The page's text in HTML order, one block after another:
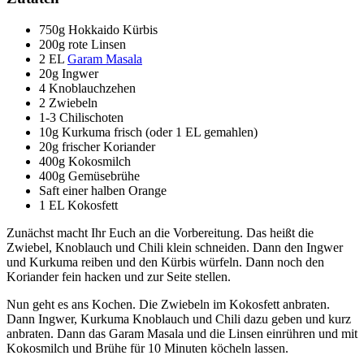
750g Hokkaido Kürbis
200g rote Linsen
2 EL Garam Masala
20g Ingwer
4 Knoblauchzehen
2 Zwiebeln
1-3 Chilischoten
10g Kurkuma frisch (oder 1 EL gemahlen)
20g frischer Koriander
400g Kokosmilch
400g Gemüsebrühe
Saft einer halben Orange
1 EL Kokosfett
Zunächst macht Ihr Euch an die Vorbereitung. Das heißt die
Zwiebel, Knoblauch und Chili klein schneiden. Dann den Ingwer
und Kurkuma reiben und den Kürbis würfeln. Dann noch den
Koriander fein hacken und zur Seite stellen.
Nun geht es ans Kochen. Die Zwiebeln im Kokosfett anbraten.
Dann Ingwer, Kurkuma Knoblauch und Chili dazu geben und kurz
anbraten. Dann das Garam Masala und die Linsen einrühren und mit
Kokosmilch und Brühe für 10 Minuten köcheln lassen.